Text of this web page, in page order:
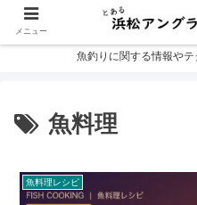
魚釣りに関する情報や
魚料理
魚料理レシピ
メニュー